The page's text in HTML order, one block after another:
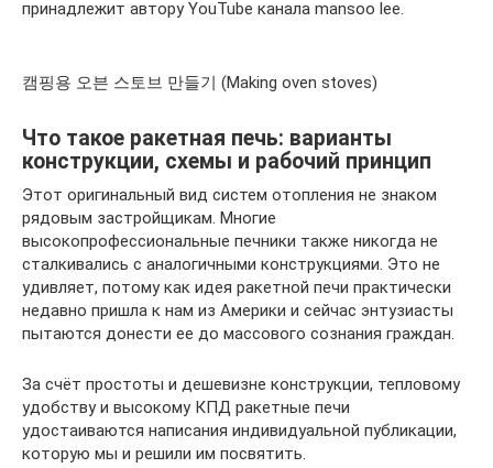
принадлежит автору YouTube канала mansoo lee.
캠핑용 오븐 스토브 만들기 (Making oven stoves)
Что такое ракетная печь: варианты
конструкции, схемы и рабочий принцип
Этот оригинальный вид систем отопления не знаком
рядовым застройщикам. Многие
высокопрофессиональные печники также никогда не
сталкивались с аналогичными конструкциями. Это не
удивляет, потому как идея ракетной печи практически
недавно пришла к нам из Америки и сейчас энтузиасты
пытаются донести ее до массового сознания граждан.
За счёт простоты и дешевизне конструкции, тепловому
удобству и высокому КПД ракетные печи
удостаиваются написания индивидуальной публикации,
которую мы и решили им посвятить.